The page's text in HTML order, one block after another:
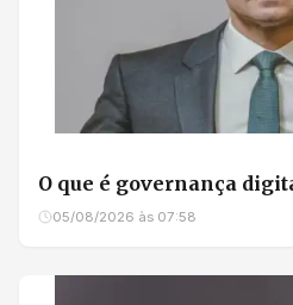
O que é governança
05/08/2026 às 07:58